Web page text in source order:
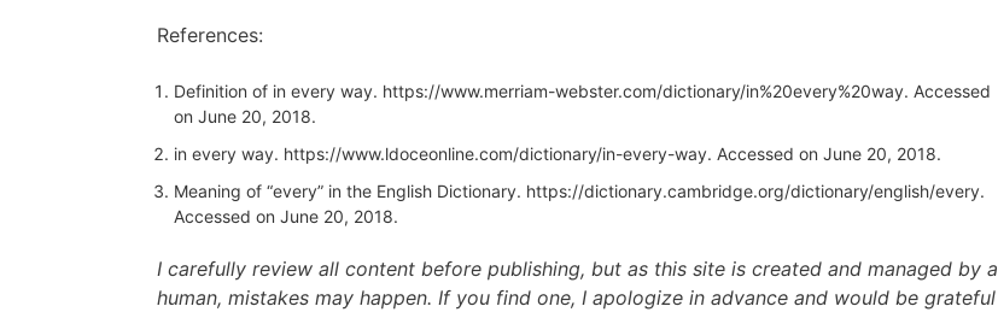
References:
Definition of in every way. https://www.merriam-webster.com/dictionary/in%20every%20way. Accessed
on June 20, 2018.
in every way. https://www.ldoceonline.com/dictionary/in-every-way. Accessed on June 20, 2018.
Meaning of “every” in the English Dictionary. https://dictionary.cambridge.org/dictionary/english/every.
Accessed on June 20, 2018.
I carefully review all content before publishing, but as this site is created and managed by a
human, mistakes may happen. If you find one, I apologize in advance and would be grateful